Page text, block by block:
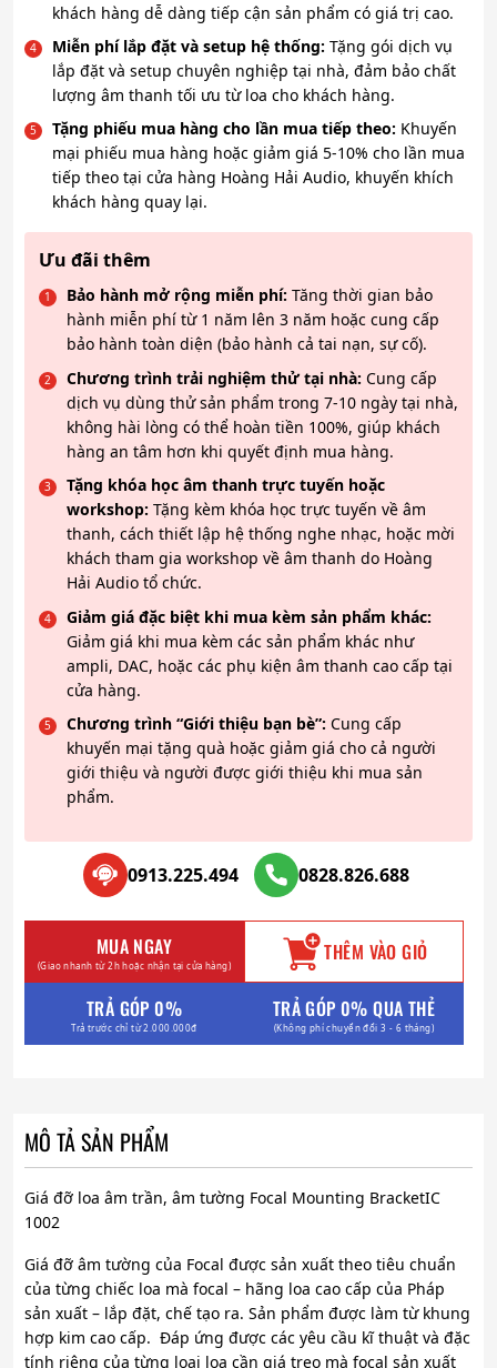
khách hàng dễ dàng tiếp cận sản phẩm có giá trị cao.
Miễn phí lắp đặt và setup hệ thống: Tặng gói dịch vụ
lắp đặt và setup chuyên nghiệp tại nhà, đảm bảo chất
lượng âm thanh tối ưu từ loa cho khách hàng.
Tặng phiếu mua hàng cho lần mua tiếp theo: Khuyến
mại phiếu mua hàng hoặc giảm giá 5-10% cho lần mua
tiếp theo tại cửa hàng Hoàng Hải Audio, khuyến khích
khách hàng quay lại.
Ưu đãi thêm
Bảo hành mở rộng miễn phí: Tăng thời gian bảo
hành miễn phí từ 1 năm lên 3 năm hoặc cung cấp
bảo hành toàn diện (bảo hành cả tai nạn, sự cố).
Chương trình trải nghiệm thử tại nhà: Cung cấp
dịch vụ dùng thử sản phẩm trong 7-10 ngày tại nhà,
không hài lòng có thể hoàn tiền 100%, giúp khách
hàng an tâm hơn khi quyết định mua hàng.
Tặng khóa học âm thanh trực tuyến hoặc
workshop: Tặng kèm khóa học trực tuyến về âm
thanh, cách thiết lập hệ thống nghe nhạc, hoặc mời
khách tham gia workshop về âm thanh do Hoàng
Hải Audio tổ chức.
Giảm giá đặc biệt khi mua kèm sản phẩm khác:
Giảm giá khi mua kèm các sản phẩm khác như
ampli, DAC, hoặc các phụ kiện âm thanh cao cấp tại
cửa hàng.
Chương trình “Giới thiệu bạn bè”: Cung cấp
khuyến mại tặng quà hoặc giảm giá cho cả người
giới thiệu và người được giới thiệu khi mua sản
phẩm.
0913.225.494 0828.826.688
MUA NGAY
(Giao nhanh từ 2h hoặc nhận tại cửa hàng) THÊM VÀO GIỎ
TRẢ GÓP 0%
Trả trước chỉ từ 2.000.000đ
TRẢ GÓP 0% QUA THẺ
(Không phí chuyển đổi 3 - 6 tháng)
MÔ TẢ SẢN PHẨM
Giá đỡ loa âm trần, âm tường Focal Mounting BracketIC
1002
Giá đỡ âm tường của Focal được sản xuất theo tiêu chuẩn
của từng chiếc loa mà focal – hãng loa cao cấp của Pháp
sản xuất – lắp đặt, chế tạo ra. Sản phẩm được làm từ khung
hợp kim cao cấp. Đáp ứng được các yêu cầu kĩ thuật và đặc
tính riêng của từng loại loa cần giá treo mà focal sản xuất